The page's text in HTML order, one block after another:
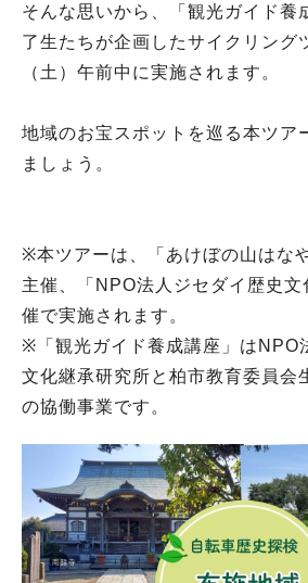
そんな思いから、「観光ガイド養
了生たちが企画したサイクリング
（土）午前中に実施されます。
地域のお宝スポットを巡る本ツア
ましょう。
※本ツアーは、「あけぼの山はな
主催、「NPO法人ジセダイ歴史
催で実施されます。
※「観光ガイド養成講座」はNPO
文化継承研究所と柏市教育委員会
の協働事業です。